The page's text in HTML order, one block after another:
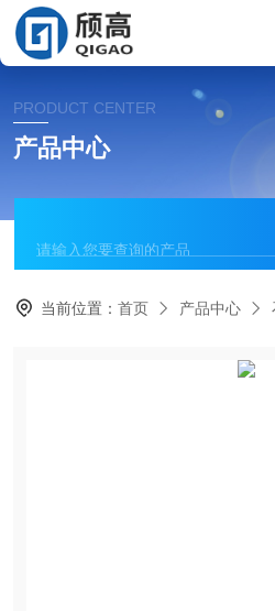
PRODUCT CENTER
产品中心
当前位置：首页 产品中心